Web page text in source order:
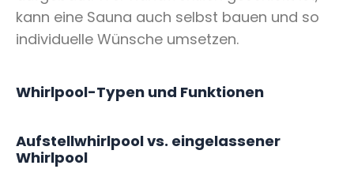
kann eine Sauna auch selbst bauen und so
individuelle Wünsche umsetzen.
Whirlpool-Typen und Funktionen
Aufstellwhirlpool vs. eingelassener
Whirlpool